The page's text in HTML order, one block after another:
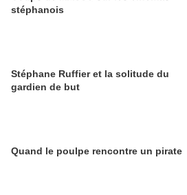
stéphanois
Stéphane Ruffier et la solitude du
gardien de but
Quand le poulpe rencontre un pirate